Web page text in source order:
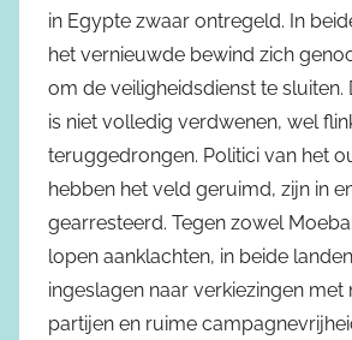
in Egypte zwaar ontregeld. In
het vernieuwde bewind zich
om de veiligheidsdienst te sluiten.
is niet volledig verdwenen, wel
teruggedrongen. Politici van het
hebben het veld geruimd, zijn in
gearresteerd. Tegen zowel
lopen aanklachten, in beide
ingeslagen naar verkiezingen met
partijen en ruime